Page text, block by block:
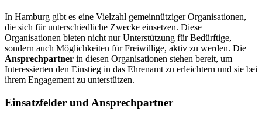
In Hamburg gibt es eine Vielzahl gemeinnütziger Organisationen,
die sich für unterschiedliche Zwecke einsetzen. Diese
Organisationen bieten nicht nur Unterstützung für Bedürftige,
sondern auch Möglichkeiten für Freiwillige, aktiv zu werden. Die
Ansprechpartner in diesen Organisationen stehen bereit, um
Interessierten den Einstieg in das Ehrenamt zu erleichtern und sie bei
ihrem Engagement zu unterstützen.
Einsatzfelder und Ansprechpartner